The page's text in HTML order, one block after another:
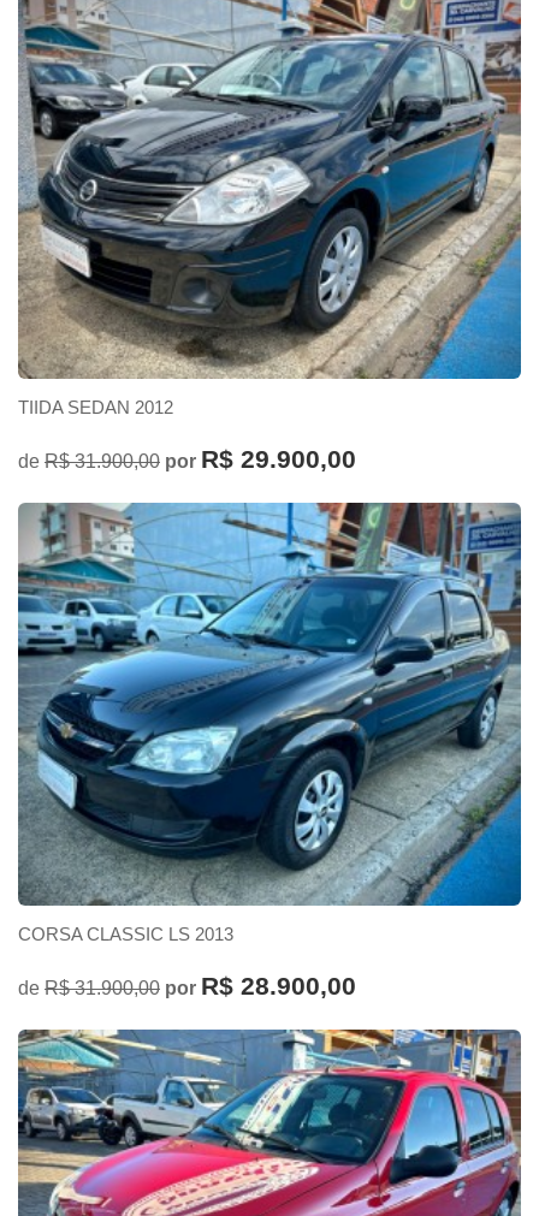
TIIDA SEDAN 2012
de R$ 31.900,00 por R$ 29.900,00
CORSA CLASSIC LS 2013
de R$ 31.900,00 por R$ 28.900,00